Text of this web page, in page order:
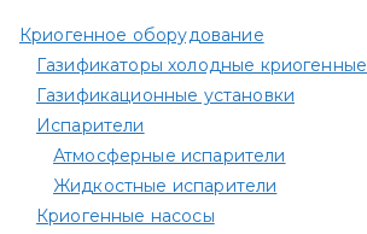
по
записям
Криогенное оборудование
Газификаторы холодные криогенные
Газификационные установки
Испарители
Атмосферные испарители
Жидкостные испарители
Криогенные насосы